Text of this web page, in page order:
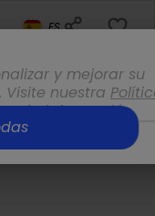
ES
y mejorar su
Visite nuestra
información.